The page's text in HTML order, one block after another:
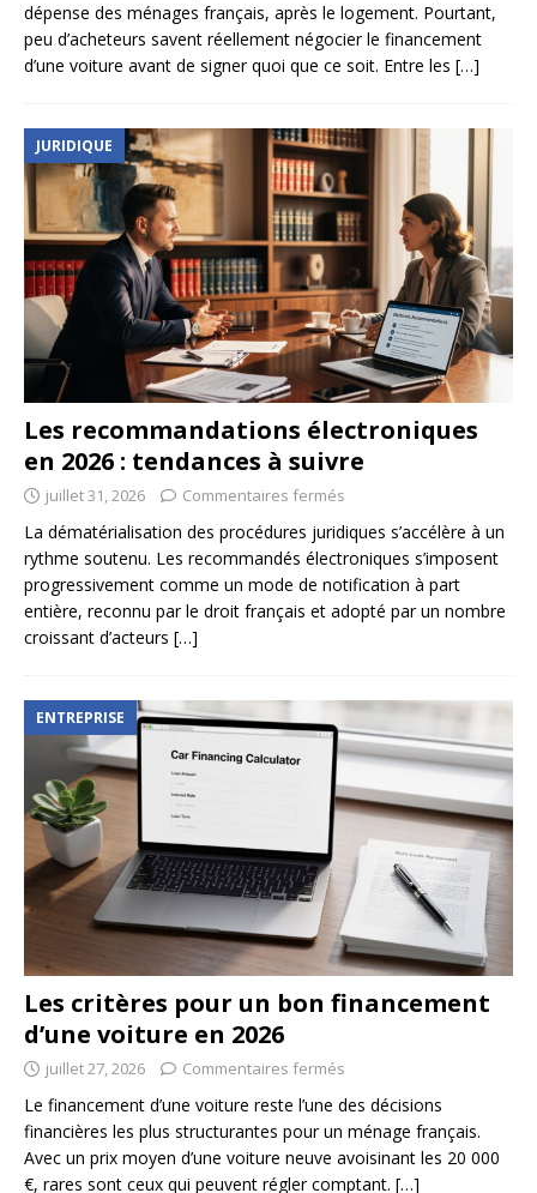
dépense des ménages français, après le logement. Pourtant,
peu d’acheteurs savent réellement négocier le financement
d’une voiture avant de signer quoi que ce soit. Entre les […]
JURIDIQUE
Les recommandations électroniques
en 2026 : tendances à suivre
juillet 31, 2026 Commentaires fermés
La dématérialisation des procédures juridiques s’accélère à un
rythme soutenu. Les recommandés électroniques s’imposent
progressivement comme un mode de notification à part
entière, reconnu par le droit français et adopté par un nombre
croissant d’acteurs […]
ENTREPRISE
Les critères pour un bon financement
d’une voiture en 2026
juillet 27, 2026 Commentaires fermés
Le financement d’une voiture reste l’une des décisions
financières les plus structurantes pour un ménage français.
Avec un prix moyen d’une voiture neuve avoisinant les 20 000
€, rares sont ceux qui peuvent régler comptant. […]